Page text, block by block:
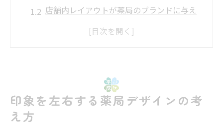
店舗内レイアウトが薬局のブランドに与え
薬局デザインで顧客満足度が向上する仕組
み
ブランドイメージが消費者に伝えるものとは
印象を左右する薬局デザインの考
え方